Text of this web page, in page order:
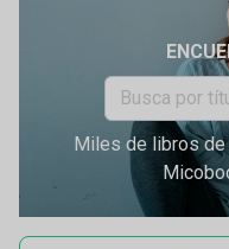
Miles de libros de